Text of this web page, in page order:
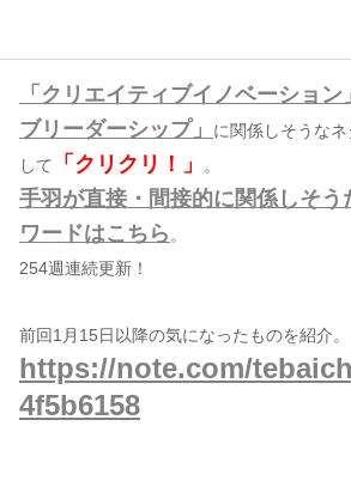
「クリエイティブイノベーショ
ブリーダーシップ」
に関係しそうな
して
「クリクリ！」 。
手羽が直接・間接的に関係しそう
ワードはこちら 。
254週連続更新！
前回1月15日以降の気になったものを紹介。
https://note.com/
4f5b6158
このサイトについて
運営会社
お問い合わせ